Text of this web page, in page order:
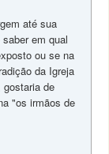
até sua
em qual
ou se na
da Igreja
de
"os irmãos de